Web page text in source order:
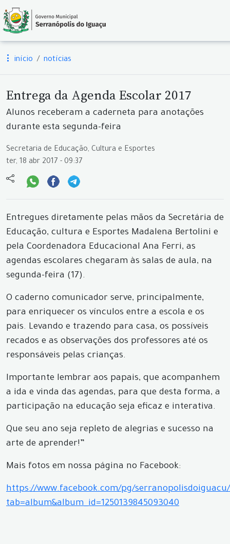
início notícias
Entrega da Agenda Escolar 2017
Alunos receberam a caderneta para anotações
durante esta segunda-feira
Secretaria de Educação, Cultura e Esportes
ter, 18 abr 2017 - 09:37
Entregues diretamente pelas mãos da Secretária de
Educação, cultura e Esportes Madalena Bertolini e
pela Coordenadora Educacional Ana Ferri, as
agendas escolares chegaram às salas de aula, na
segunda-feira (17).
O caderno comunicador serve, principalmente,
para enriquecer os vínculos entre a escola e os
pais. Levando e trazendo para casa, os possíveis
recados e as observações dos professores até os
responsáveis pelas crianças.
Importante lembrar aos papais, que acompanhem
a ida e vinda das agendas, para que desta forma, a
participação na educação seja eficaz e interativa.
Que seu ano seja repleto de alegrias e sucesso na
arte de aprender!”
Mais fotos em nossa página no Facebook:
https://www.facebook.com/pg/
tab=album&album_id=1250139845093040